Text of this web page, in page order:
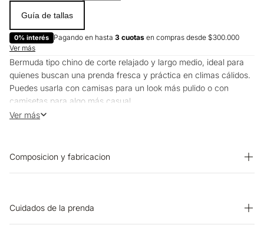
Guía de tallas
0% interés Pagando en hasta 3 cuotas en compras desde $300.000
Ver más
Bermuda tipo chino de corte relajado y largo medio, ideal para
quienes buscan una prenda fresca y práctica en climas cálidos.
Puedes usarla con camisas para un look más pulido o con
camisetas para algo más casual.
Su silueta estructurada funciona para el día a día y planes al aire
Ver más
Composicion y fabricacion
Cuidados de la prenda